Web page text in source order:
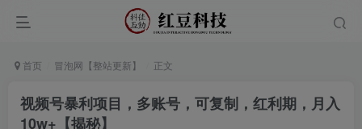
首页 冒泡网【整站更新】 正文
视频号暴利项目，多账号，可复制，红利期，月入
10w+【揭秘】